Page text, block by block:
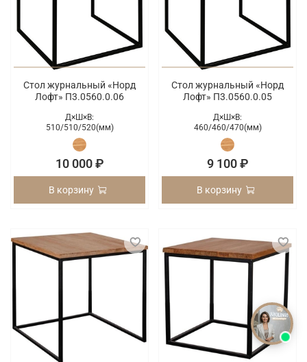
Стол журнальный «Норд
Лофт» П3.0560.0.06
Д×Ш×В:
510/510/520(мм)
10 000 ₽
В корзину
Стол журнальный «Норд
Лофт» П3.0560.0.05
Д×Ш×В:
460/460/470(мм)
9 100 ₽
В корзину